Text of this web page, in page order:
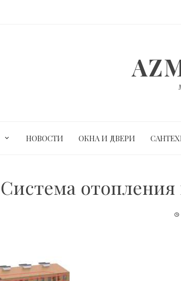
НОВОСТИ ОКНА И ДВЕРИ
Система